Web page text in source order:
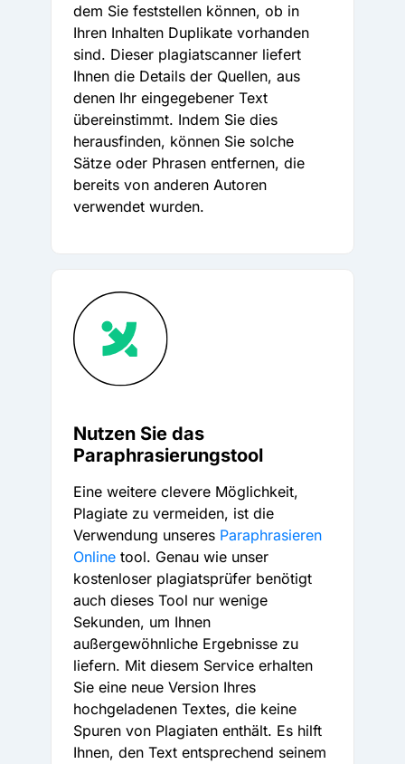
dem Sie feststellen können, ob in
Ihren Inhalten Duplikate vorhanden
sind. Dieser plagiatscanner liefert
Ihnen die Details der Quellen, aus
denen Ihr eingegebener Text
übereinstimmt. Indem Sie dies
herausfinden, können Sie solche
Sätze oder Phrasen entfernen, die
bereits von anderen Autoren
verwendet wurden.
Nutzen Sie das
Paraphrasierungstool
Eine weitere clevere Möglichkeit,
Plagiate zu vermeiden, ist die
Verwendung unseres Paraphrasieren
Online tool. Genau wie unser
kostenloser plagiatsprüfer benötigt
auch dieses Tool nur wenige
Sekunden, um Ihnen
außergewöhnliche Ergebnisse zu
liefern. Mit diesem Service erhalten
Sie eine neue Version Ihres
hochgeladenen Textes, die keine
Spuren von Plagiaten enthält. Es hilft
Ihnen, den Text entsprechend seinem